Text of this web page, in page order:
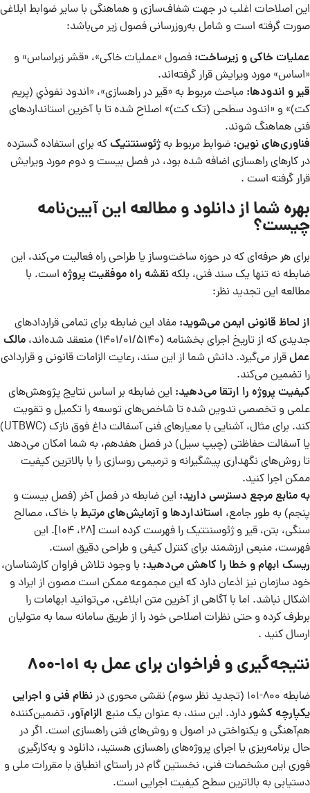
این اصلاحات اغلب در جهت شفاف‌سازی و هماهنگی با سایر ضوابط ابلاغی
صورت گرفته است و شامل به‌روزرسانی فصول زیر می‌باشد:
عملیات خاکی و زیرساخت: فصول «عملیات خاکی»، «قشر زیراساس» و
«اساس» مورد ویرایش قرار گرفته‌اند.
قیر و اندودها: مباحث مربوط به «قیر در راهسازی»، «اندود نفوذي (پریم
کت)» و «اندود سطحی (تک کت)» اصلاح شده تا با آخرین استانداردهای
فنی هماهنگ شوند.
فناوری‌های نوین: ضوابط مربوط بهژئوسنتتیککه برای استفاده گسترده
در کارهای راهسازی اضافه شده بود، در فصل بیست و دوم مورد ویرایش
قرار گرفته است .
بهره شما از دانلود و مطالعه این آیین‌نامه
چیست؟
برای هر حرفه‌ای که در حوزه ساخت‌وساز یا طراحی راه فعالیت می‌کند، این
ضابطه نه تنها یک سند فنی، بلکهنقشه راه موفقیت پروژه است. با
مطالعه این تجدید نظر:
از لحاظ قانونی ایمن می‌شوید: مفاد این ضابطه برای تمامی قراردادهای
جدیدی که از تاریخ اجرای بخشنامه (1401/01/5140) منعقد شده‌اند،
مالک
عملقرار می‌گیرد. دانش شما از این سند، رعایت الزامات قانونی و قراردادی
را تضمین می‌کند.
کیفیت پروژه را ارتقا می‌دهید: این ضابطه بر اساس نتایج پژوهش‌های
علمی و تخصصی تدوين شده تا شاخص‌های توسعه را تکمیل و تقویت
کند. برای مثال، آشنایی با معیارهای فنی آسفالت داغ فوق نازک (UTBWC)
یا آسفالت حفاظتی (چيپ سيل) در فصل هفدهم، به شما امکان می‌دهد
تا روش‌های نگهداری پیشگیرانه و ترمیمی روسازی را با بالاترین کیفیت
ممکن اجرا کنید.
به منابع مرجع دسترسی دارید: این ضابطه در فصل آخر (فصل بیست و
پنجم) به طور جامع، استانداردها و آزمایش‌های مرتبط با خاک، مصالح
سنگی، بتن، قیر و ژئوسنتتیک را فهرست کرده است [28، 104]. این
فهرست، منبعی ارزشمند برای کنترل کیفی و طراحی دقیق است.
ریسک ابهام و خطا را کاهش می‌دهید: با وجود تلاش فراوان کارشناسان،
خود سازمان نیز اذعان دارد که این مجموعه ممکن است مصون از ایراد و
اشکال نباشد. اما با آگاهی از آخرین متن ابلاغی، می‌توانید ابهامات را
برطرف کرده و حتی نظرات اصلاحی خود را از طریق سامانه سما به متولیان
ارسال کنید .
نتیجه‌گیری و فراخوان برای عمل به 101-800
ضابطه 800-101 (تجدید نظر سوم) نقشی محوری در
نظام فنی و اجرایی
یکپارچه کشوردارد. این سند، به عنوان یک منبع الزام‌آور، تضمین‌کننده
هم‌آهنگی و یکنواختی در اصول و روش‌های فنی راهسازی است. اگر در
حال برنامه‌ریزی یا اجرای پروژه‌های راهسازی هستید، دانلود و به‌کارگیری
فوری این مشخصات فنی، نخستین گام در راستای انطباق با مقررات ملی و
دستیابی به بالاترین سطح کیفیت اجرایی است.